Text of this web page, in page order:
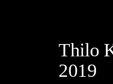
Thilo
2019